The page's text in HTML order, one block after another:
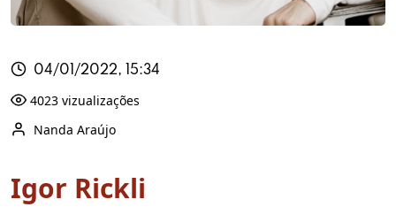
04/01/2022, 15:34
4023 vizualizações
Nanda Araújo
Igor Rickli